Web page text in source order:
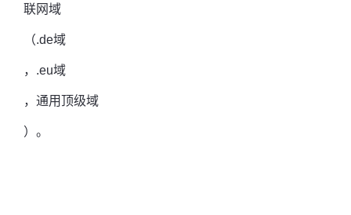
联网域
（.de域
，.eu域
，通用顶级域
）。